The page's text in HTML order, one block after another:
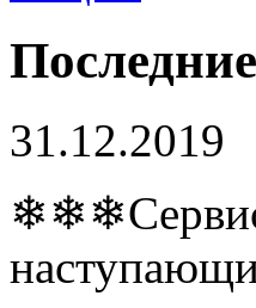
31.12.2019